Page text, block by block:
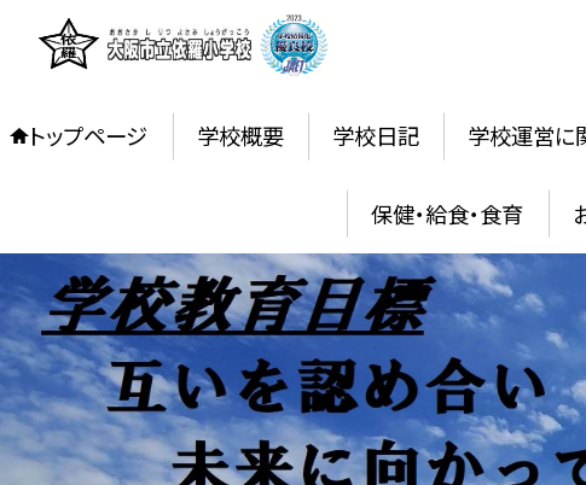
トップページ 学校概要 学校日記 学校運営に
保健・給食・食育